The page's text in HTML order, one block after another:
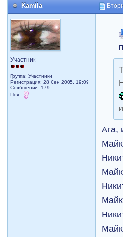
Kamila
Участник
Группа: Участники
Регистрация: 28 Сен 2005, 19:09
Сообщений: 179
Пол:
Ага,